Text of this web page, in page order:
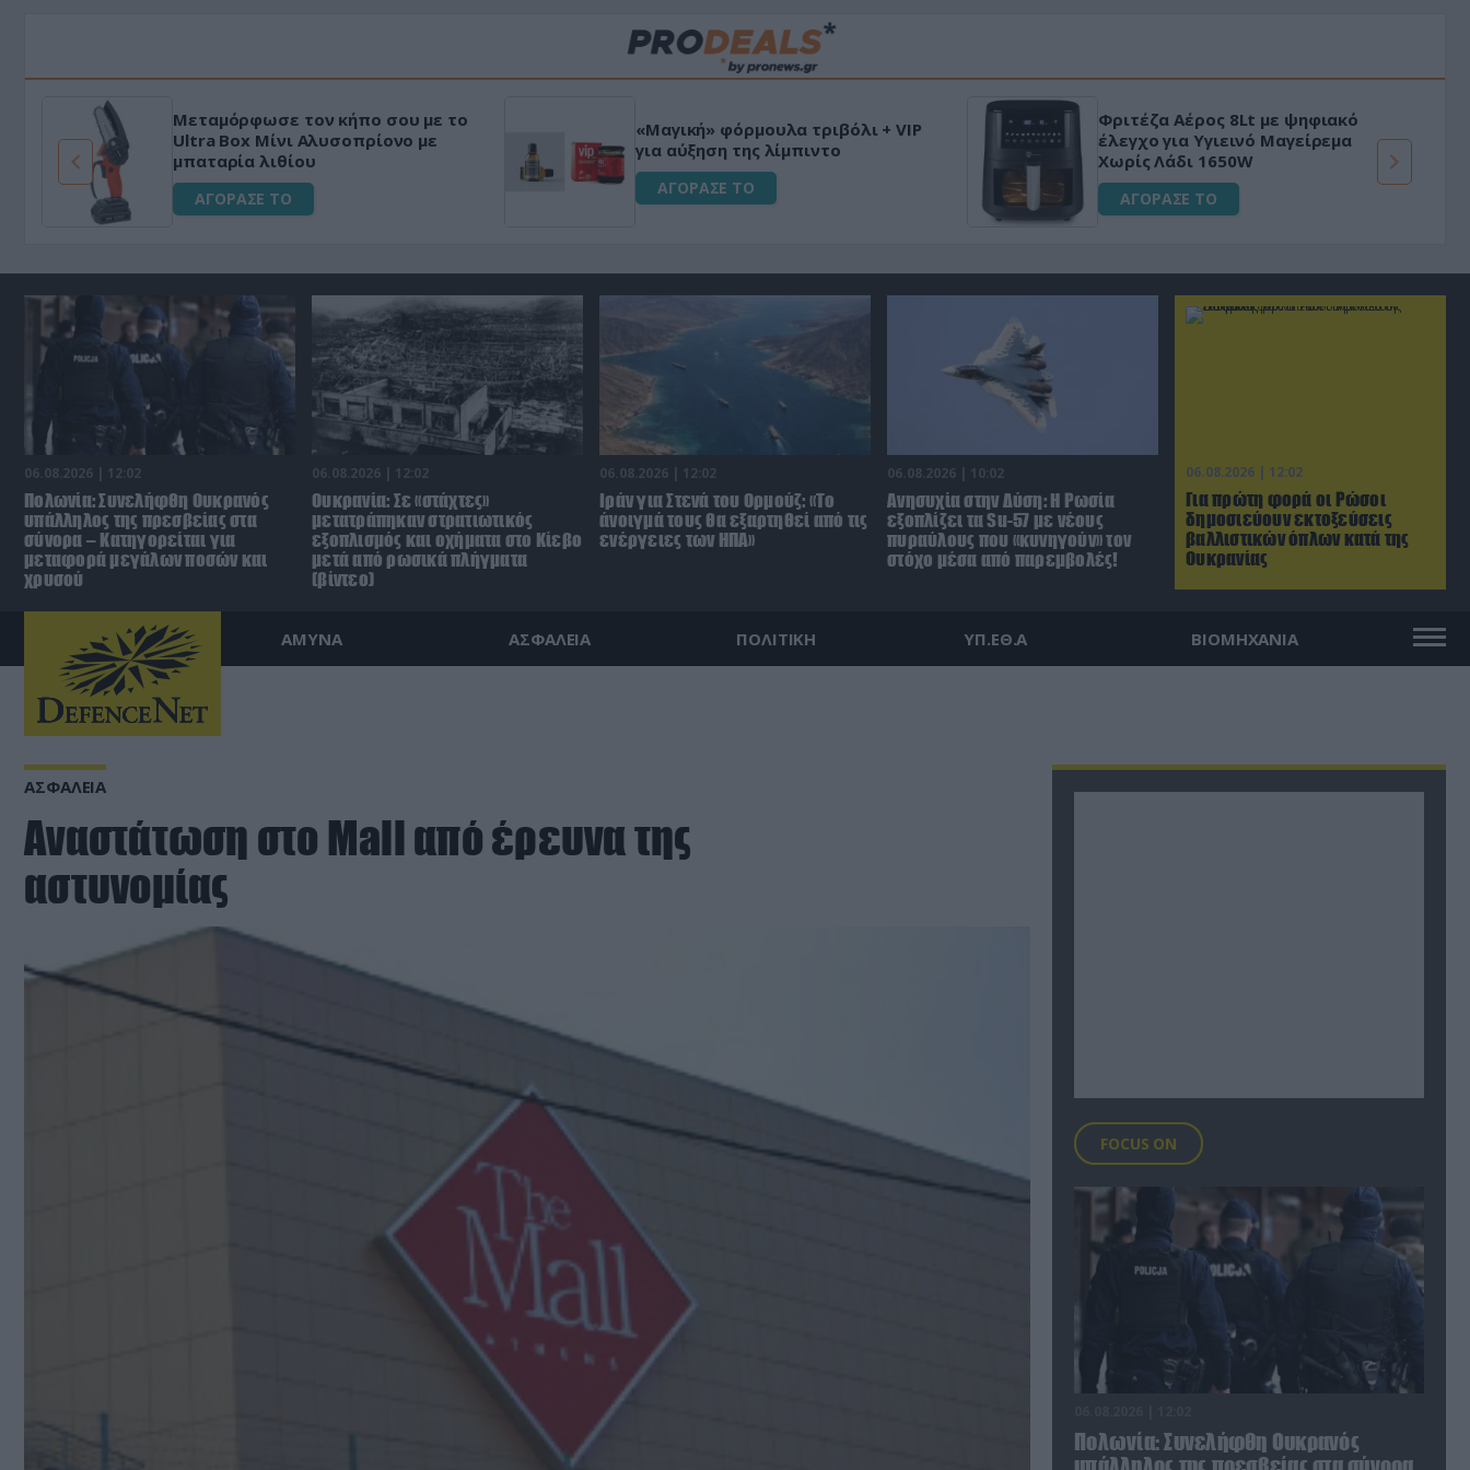
HAPI END: 100% φυτικό διεγερτικό
για άνδρες!
ΑΓΟΡΑΣΕ ΤΟ
Μεταμόρφωσε τον κήπο σου με το
Ultra Box Μίνι Αλυσοπρίονο με
μπαταρία λιθίου
ΑΓΟΡΑΣΕ ΤΟ
«Μαγική» φόρμουλα τριβόλι + VIP
για αύξηση της λίμπιντο
ΑΓΟΡΑΣΕ ΤΟ
06.08.2026 | 12:02
Για πρώτη φορά οι Ρώσοι
δημοσιεύουν εκτοξεύσεις
βαλλιστικών όπλων κατά της
Ουκρανίας
06.08.2026 | 12:02
Πολωνία: Συνελήφθη Ουκρανός
υπάλληλος της πρεσβείας στα
σύνορα – Κατηγορείται για
μεταφορά μεγάλων ποσών και
χρυσού
06.08.2026 | 12:02
Ουκρανία: Σε «στάχτες»
μετατράπηκαν στρατιωτικός
εξοπλισμός και οχήματα στο Κίεβο
μετά από ρωσικά πλήγματα
(βίντεο)
06.08.2026 | 12:02
Ιράν για Στενά του Ορμούζ: «Το
άνοιγμά τους θα εξαρτηθεί από τις
ενέργειες των ΗΠΑ»
06.08.2026 | 10:02
Ανησυχία στην Δύση: H Ρωσία
εξοπλίζει τα Su-57 με νέους
πυραύλους που «κυνηγούν» τον
στόχο μέσα από παρεμβολές!
ΑΜΥΝΑ ΑΣΦΑΛΕΙΑ ΠΟΛΙΤΙΚΗ ΥΠ.ΕΘ.Α ΒΙΟΜΗΧΑΝΙΑ
ΑΣΦΑΛΕΙΑ
Αναστάτωση στο Mall από έρευνα της
αστυνομίας
FOCUS ON
Πολωνία: Συνελήφθη Ουκρανός